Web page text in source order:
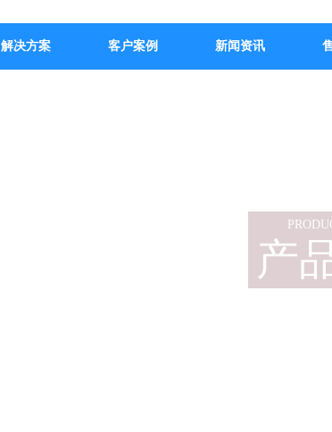
解决方案 客户案例 新闻资讯
产